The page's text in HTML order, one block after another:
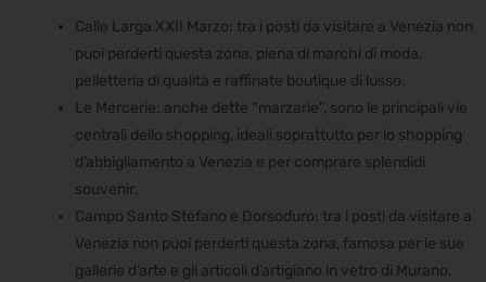
Calle Larga XXII Marzo: tra i posti da visitare a Venezia non
puoi perderti questa zona, piena di marchi di moda,
pelletteria di qualità e raffinate boutique di lusso.
Le Mercerie: anche dette “marzarie”, sono le principali vie
centrali dello shopping, ideali soprattutto per lo shopping
d’abbigliamento a Venezia e per comprare splendidi
souvenir.
Campo Santo Stefano e Dorsoduro: tra i posti da visitare a
Venezia non puoi perderti questa zona, famosa per le sue
gallerie d’arte e gli articoli d’artigiano in vetro di Murano.